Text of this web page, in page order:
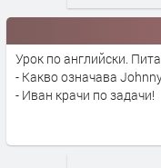
Урок по английски.
- Какво означава
- Иван крачи по задачи!